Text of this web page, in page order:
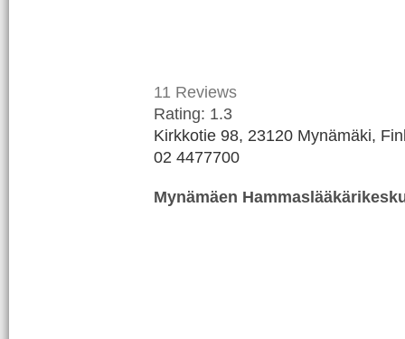
11 Reviews
Rating: 1.3
Kirkkotie 98, 23120 Mynämäki,
02 4477700
Mynämäen